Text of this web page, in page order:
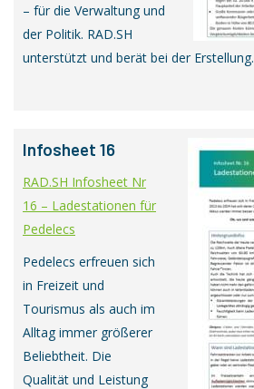
– für die Verwaltung und
der Politik. RAD.SH
unterstützt und berät bei der Erstellung.
Infosheet 16
RAD.SH Infosheet Nr
16 – Ladestationen für
Pedelecs
Pedelecs erfreuen sich
in Freizeit und
Tourismus als auch im
Alltag immer größerer
Beliebtheit. Die
Qualität und Leistung